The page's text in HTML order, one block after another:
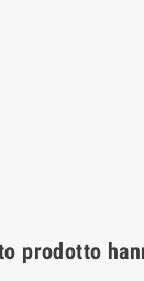
prodotto